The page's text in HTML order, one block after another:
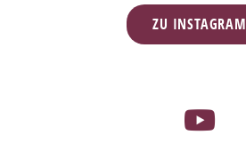
ZU INSTAGRAM